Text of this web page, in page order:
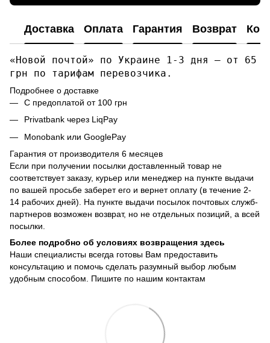
Доставка Оплата Гарантия Возврат
«Новой почтой» по Украине 1-3 дня — от 65
грн по тарифам перевозчика.
Подробнее о доставке
С предоплатой от 100 грн
Privatbank через LiqPay
Monobank или GooglePay
Гарантия от производителя 6 месяцев
Если при получении посылки доставленный товар не
соответствует заказу, курьер или менеджер на пункте выдачи
по вашей просьбе заберет его и вернет оплату (в течение 2-
14 рабочих дней). На пункте выдачи посылок почтовых служб-
партнеров возможен возврат, но не отдельных позиций, а всей
посылки.
Более подробно об условиях возвращения здесь
Наши специалисты всегда готовы Вам предоставить
консультацию и помочь сделать разумный выбор любым
удобным способом. Пишите по нашим контактам